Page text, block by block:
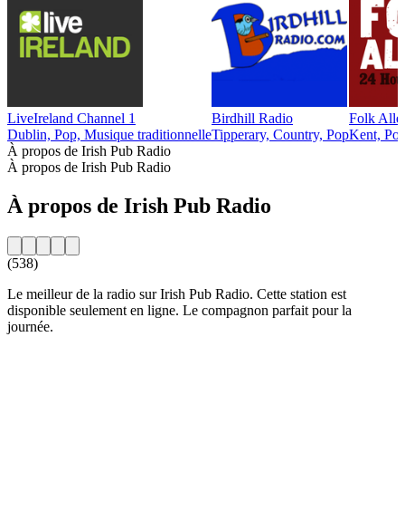
LiveIreland Channel 1
Dublin, Pop, Musique traditionnelle
Birdhill Radio
Tipperary, Country, Pop
Folk
Kent,
À propos de Irish Pub Radio
À propos de Irish Pub Radio
À propos de Irish Pub Radio
(538)
Le meilleur de la radio sur Irish Pub Radio. Cette station est
disponible seulement en ligne. Le compagnon parfait pour la
journée.